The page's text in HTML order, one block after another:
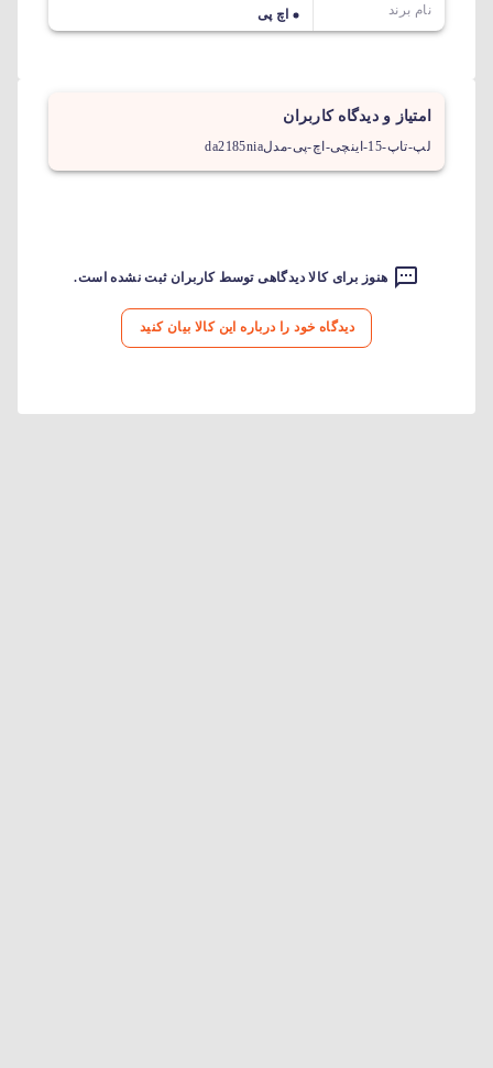
نام برند اچ پی
امتیاز و دیدگاه کاربران
لپ-تاپ-15-اینچی-اچ-پی-مدلda2185nia
هنوز برای کالا دیدگاهی توسط کاربران ثبت نشده است.
دیدگاه خود را درباره این کالا بیان کنید